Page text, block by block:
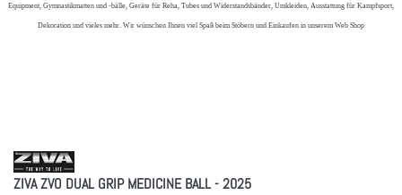
Equipment, Gymnastikmatten und -bälle, Geräte für Reha, Tubes und Widerstandsbänder, Umkleiden, Ausstattung für Kampfsport,
Dekoration und vieles mehr. Wir wünschen Ihnen viel Spaß beim Stöbern und Einkaufen in unserem Web Shop
ZIVA ZVO DUAL GRIP MEDICINE BALL - 2025